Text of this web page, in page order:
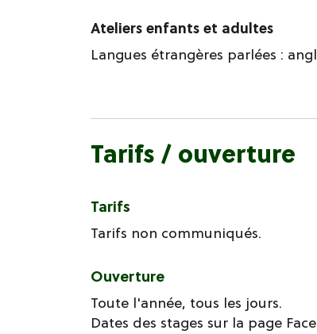
Ateliers enfants et adultes
Langues étrangères parlées :
Tarifs / ouverture
Tarifs
Tarifs non communiqués.
Ouverture
Toute l'année, tous les jours.
Dates des stages sur la page